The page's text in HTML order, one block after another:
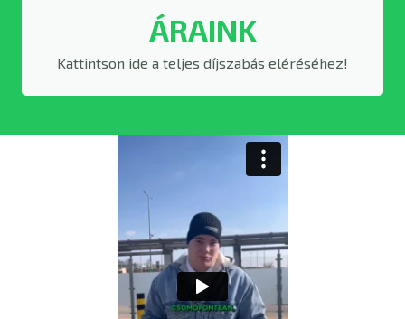
ÁRAINK
Kattintson ide a teljes díjszabás eléréséhez!